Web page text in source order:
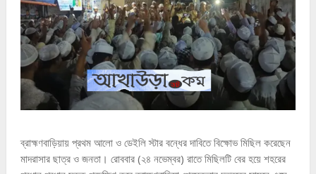
ব্রাহ্মণবাড়িয়ায় প্রথম আলো ও ডেইলি স্টার বন্ধের দাবিতে বিক্ষোভ মিছিল করেছেন
মাদরাসার ছাত্র ও জনতা। রোববার (২৪ নভেম্বর) রাতে মিছিলটি বের হয়ে শহরের